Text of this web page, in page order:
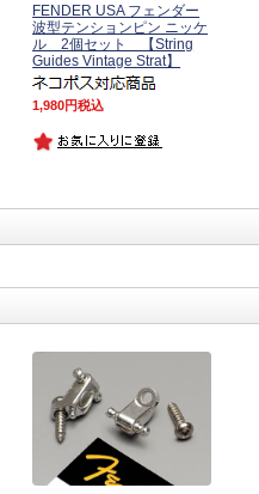
FENDER USA フェンダー
波型テンションピン ニッケ
ル 2個セット 【String
Guides Vintage Strat】
1,980 税込